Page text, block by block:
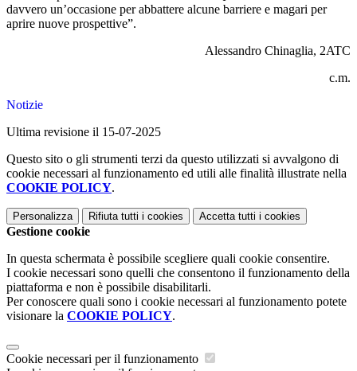
davvero un’occasione per abbattere alcune barriere e magari per
aprire nuove prospettive”.
Alessandro Chinaglia, 2ATC
c.m.
Notizie
Ultima revisione il 15-07-2025
Questo sito o gli strumenti terzi da questo utilizzati si avvalgono di
cookie necessari al funzionamento ed utili alle finalità illustrate nella
COOKIE POLICY.
Personalizza Rifiuta tutti i cookies Accetta tutti i cookies
Gestione cookie
In questa schermata è possibile scegliere quali cookie consentire.
I cookie necessari sono quelli che consentono il funzionamento della
piattaforma e non è possibile disabilitarli.
Per conoscere quali sono i cookie necessari al funzionamento potete
visionare la COOKIE POLICY.
Cookie necessari per il funzionamento